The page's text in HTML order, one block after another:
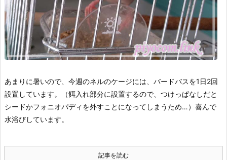
あまりに暑いので、今週のネルのケージには、バードバスを1日2回
設置しています。
（餌入れ部分に設置するので、つけっぱなしだと
シードかフォニオパディを外すことになってしまうため…） 喜んで
水浴びしています。
記事を読む